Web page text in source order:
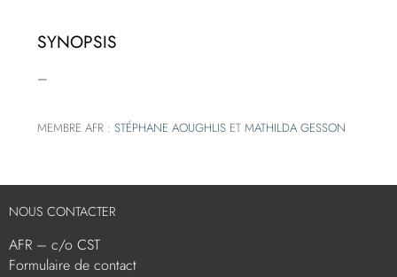
SYNOPSIS
–
MEMBRE AFR :STÉPHANE AOUGHLIS ETMATHILDA GESSON
NOUS CONTACTER
AFR – c/o CST
Formulaire de contact